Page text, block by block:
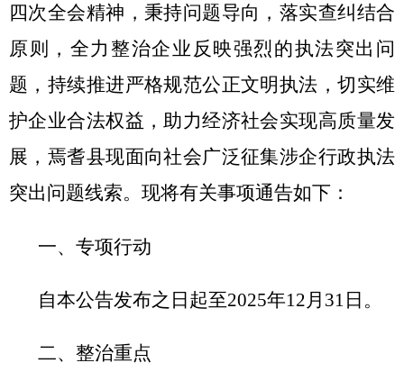
四次全会精神，秉持问题导向，落实查纠结合
原则，全力整治企业反映强烈的执法突出问
题，持续推进严格规范公正文明执法，切实维
护企业合法权益，助力经济社会实现高质量发
展， 焉耆县现面向社会广泛征集涉企行政执法
突出问题线索。现将有关事项通告如下：
一、专项行动
自本公告发布之日起至2025年12月31日。
二、整治重点